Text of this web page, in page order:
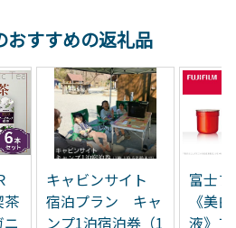
おすすめの返礼品
キャビンサイト
宿泊プラン キャ
ンプ1泊宿泊券（1
富士
《美
液》